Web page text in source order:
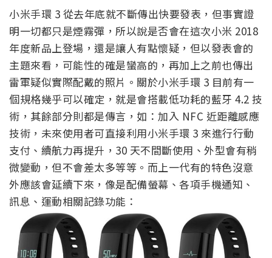
小米手環 3 從去年底就不斷傳出快要發表，但事實證
明一切都只是煙霧彈，所以說是否會在這次小米 2018
年度新品上登場，還是讓人有點懷疑，但以發表會的
主題來看，可能性的確是蠻高的，再加上之前也傳出
雷軍疑似實際配戴的照片。關於小米手環 3 目前有一
個規格幾乎可以確定，就是會搭載低功耗的藍牙 4.2 技
術，其餘部分則都是傳言，如：加入 NFC 近距離感應
技術，未來使用者可直接利用小米手環 3 來進行行動
支付、續航力再提升，30 天不間斷使用、外型會有稍
微變動，但不會差太多等等。而上一代有的特色沒意
外應該會延續下來，像是配備螢幕、各項手機通知、
訊息、運動相關記錄功能：